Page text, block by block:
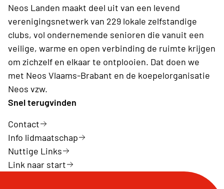
Neos Landen maakt deel uit van een levend
verenigingsnetwerk van 229 lokale zelfstandige
clubs, vol ondernemende senioren die vanuit een
veilige, warme en open verbinding de ruimte krijgen
om zichzelf en elkaar te ontplooien. Dat doen we
met Neos Vlaams-Brabant en de koepelorganisatie
Neos vzw.
Snel terugvinden
Contact
Info lidmaatschap
Nuttige Links
Link naar start